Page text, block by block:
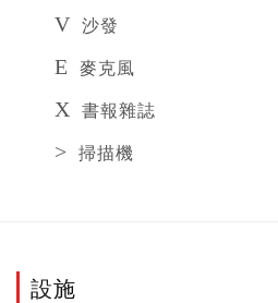
沙發
麥克風
書報雜誌
掃描機
設施